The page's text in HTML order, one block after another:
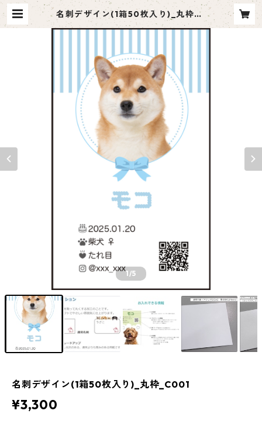
名刺デザイン(1箱50枚入り)_丸枠_C
001 | ペット名刺 moco me（モ
コミー）
1/5
名刺デザイン(1箱50枚入り)_丸枠_C001
¥3,300